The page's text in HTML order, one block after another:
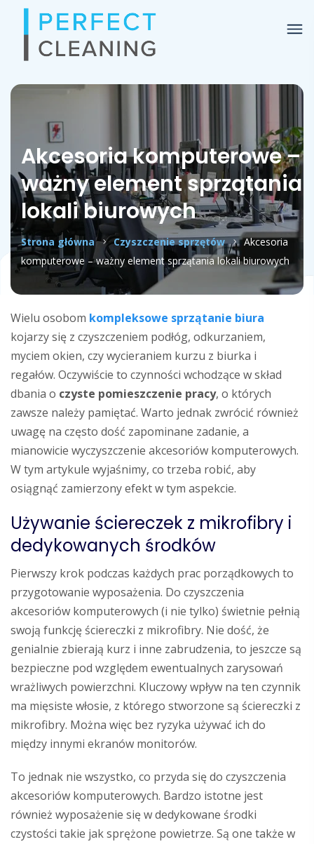
Akcesoria komputerowe –
ważny element sprzątania
lokali biurowych
Strona główna Czyszczenie sprzętów
Akcesoria
komputerowe – ważny element sprzątania lokali biurowych
Wielu osobom kompleksowe sprzątanie biura
kojarzy się z czyszczeniem podłóg, odkurzaniem,
myciem okien, czy wycieraniem kurzu z biurka i
regałów. Oczywiście to czynności wchodzące w skład
dbania o czyste pomieszczenie pracy, o których
zawsze należy pamiętać. Warto jednak zwrócić również
uwagę na często dość zapominane zadanie, a
mianowicie wyczyszczenie akcesoriów komputerowych.
W tym artykule wyjaśnimy, co trzeba robić, aby
osiągnąć zamierzony efekt w tym aspekcie.
Używanie ściereczek z mikrofibry i
dedykowanych środków
Pierwszy krok podczas każdych prac porządkowych to
przygotowanie wyposażenia. Do czyszczenia
akcesoriów komputerowych (i nie tylko) świetnie pełnią
swoją funkcję ściereczki z mikrofibry. Nie dość, że
genialnie zbierają kurz i inne zabrudzenia, to jeszcze są
bezpieczne pod względem ewentualnych zarysowań
wrażliwych powierzchni. Kluczowy wpływ na ten czynnik
ma mięsiste włosie, z którego stworzone są ściereczki z
mikrofibry. Można więc bez ryzyka używać ich do
między innymi ekranów monitorów.
To jednak nie wszystko, co przyda się do czyszczenia
akcesoriów komputerowych. Bardzo istotne jest
również wyposażenie się w dedykowane środki
czystości takie jak sprężone powietrze. Są one także w